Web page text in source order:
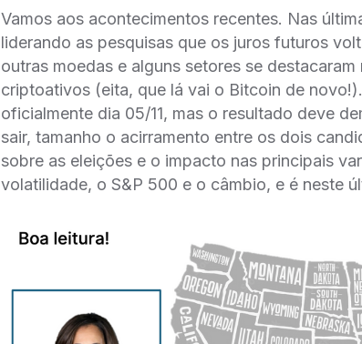
Vamos aos acontecimentos recentes. Nas
liderando as pesquisas que os juros futuros
outras moedas e alguns setores se
criptoativos (eita, que lá vai o Bitcoin de
oficialmente dia 05/11, mas o resultado deve
sair, tamanho o acirramento entre os dois
sobre as eleições e o impacto nas principais
volatilidade, o S&P 500 e o câmbio, e é neste